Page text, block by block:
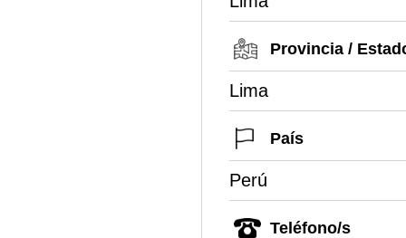
Provincia /
Lima
País
Perú
Teléfono/s